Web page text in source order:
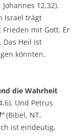
12,32).
Israel trägt
mit Gott. Er
Das Heil ist
könnten.
die Wahrheit
Und Petrus
(Bibel, NT,
ist eindeutig.